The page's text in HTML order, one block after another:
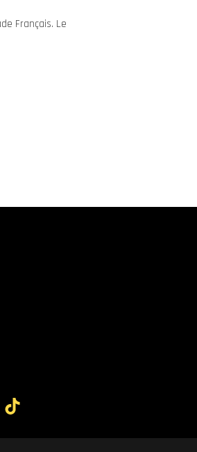
Français. Le
TikTok